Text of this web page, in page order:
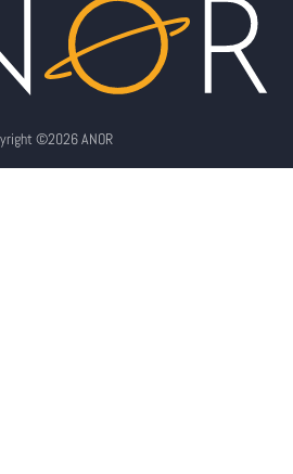
©2026 ANOR